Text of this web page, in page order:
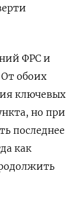
ФРС и
обоих
ключевых
но при
последнее
как